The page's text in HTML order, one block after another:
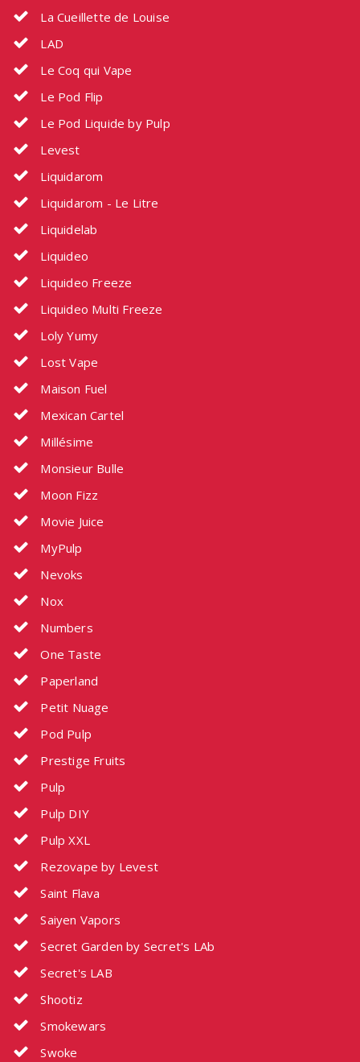
La Cueillette de Louise
LAD
Le Coq qui Vape
Le Pod Flip
Le Pod Liquide by Pulp
Levest
Liquidarom
Liquidarom - Le Litre
Liquidelab
Liquideo
Liquideo Freeze
Liquideo Multi Freeze
Loly Yumy
Lost Vape
Maison Fuel
Mexican Cartel
Millésime
Monsieur Bulle
Moon Fizz
Movie Juice
MyPulp
Nevoks
Nox
Numbers
One Taste
Paperland
Petit Nuage
Pod Pulp
Prestige Fruits
Pulp
Pulp DIY
Pulp XXL
Rezovape by Levest
Saint Flava
Saiyen Vapors
Secret Garden by Secret's LAb
Secret's LAB
Shootiz
Smokewars
Swoke